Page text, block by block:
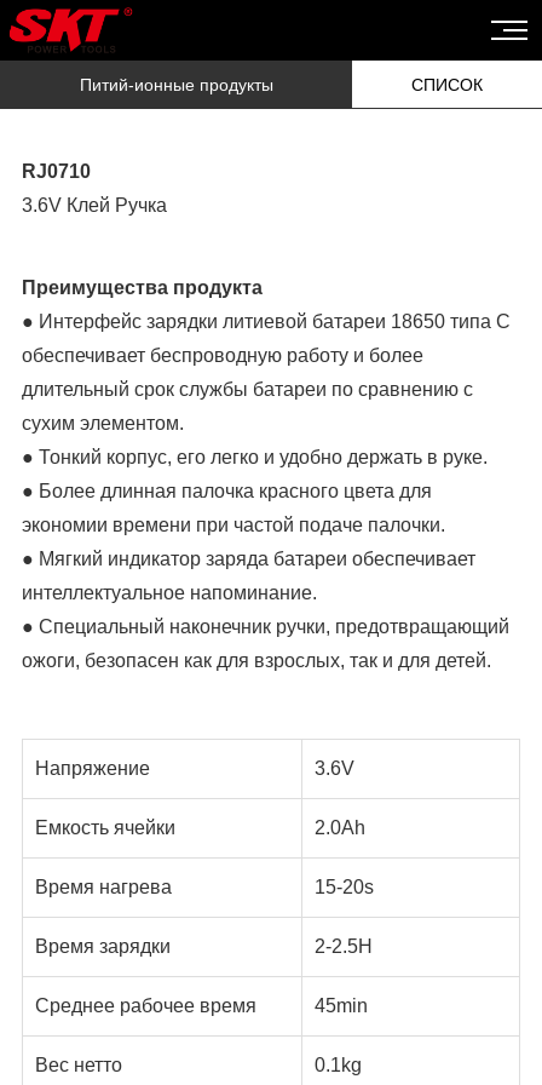
Питий-ионные продукты СПИСОК
RJ0710
3.6V Клей Ручка
Преимущества продукта
● Интерфейс зарядки литиевой батареи 18650 типа C
обеспечивает беспроводную работу и более
длительный срок службы батареи по сравнению с
сухим элементом.
● Тонкий корпус, его легко и удобно держать в руке.
● Более длинная палочка красного цвета для
экономии времени при частой подаче палочки.
● Мягкий индикатор заряда батареи обеспечивает
интеллектуальное напоминание.
● Специальный наконечник ручки, предотвращающий
ожоги, безопасен как для взрослых, так и для детей.
Напряжение 3.6V
Емкость ячейки 2.0Ah
Время нагрева 15-20s
Время зарядки 2-2.5H
Среднее рабочее время 45min
Вес нетто 0.1kg